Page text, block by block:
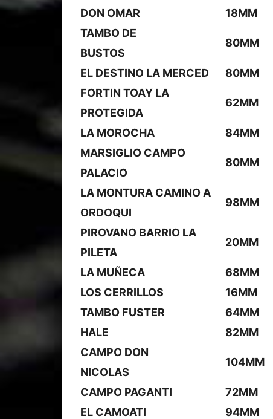
DON OMAR
18MM
TAMBO DE
BUSTOS
80MM
EL DESTINO LA MERCED 80MM
FORTIN TOAY LA
PROTEGIDA
62MM
LA MOROCHA 84MM
MARSIGLIO CAMPO
PALACIO
80MM
LA MONTURA CAMINO A
ORDOQUI
98MM
PIROVANO BARRIO LA
PILETA
20MM
LA MUÑECA 68MM
LOS CERRILLOS
16MM
TAMBO FUSTER
64MM
HALE
82MM
CAMPO DON
NICOLAS
104MM
CAMPO PAGANTI 72MM
EL CAMOATI
94MM